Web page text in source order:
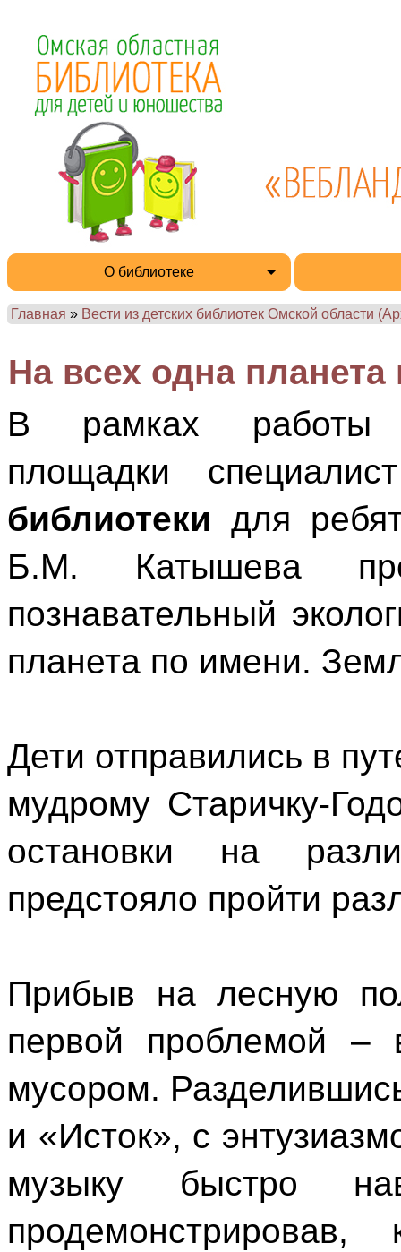
О библиотеке
Главная » Вести из детских библиотек Омской области
На всех одна
В рамках работы
площадки
библиотеки для
Б.М. Катышева
познавательный
планета по имени.
Дети отправились в
мудрому Старичку-
остановки на
предстояло пройти
Прибыв на лесную
первой проблемой –
мусором.
и «Исток», с
музыку быстро